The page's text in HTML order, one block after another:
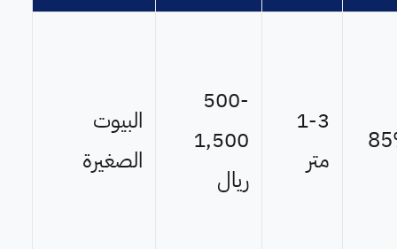
1-3
متر
500-
1,500
ريال
البيوت
الصغيرة